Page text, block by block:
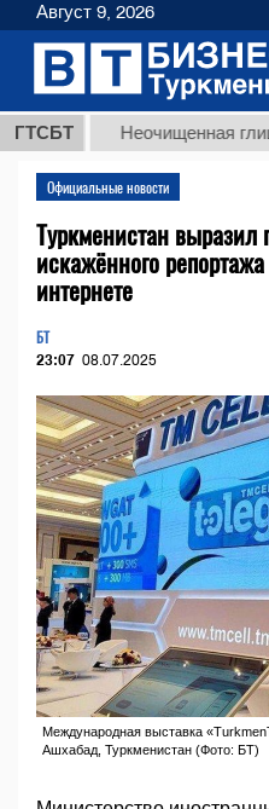
ГТСБТНеочищенная
Официальные новости
Туркменистан выразил
искажённого
интернете
БТ
23:07 08.07.2025
Международная выставка
Ашхабад, Туркменистан (Фото: БТ)
Август 9, 2026